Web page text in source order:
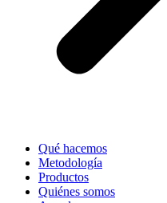
Qué hacemos
Metodología
Productos
Quiénes somos